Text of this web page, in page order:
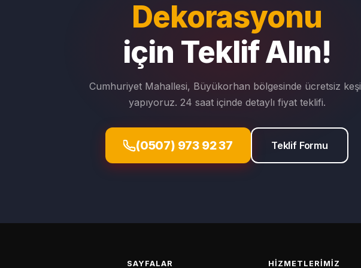
Dekorasyonu
için Teklif Alın!
Cumhuriyet Mahallesi, Büyükorhan bölgesinde ücretsiz
yapıyoruz. 24 saat içinde detaylı fiyat teklifi.
(0507) 973 92 37 Teklif Formu
SAYFALAR HIZMETLERIMIZ